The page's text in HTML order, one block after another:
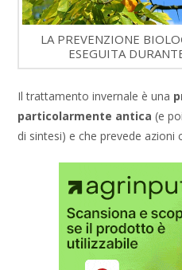
LA PREVENZIONE
ESEGUITA
Il trattamento invernale è una
particolarmente antica (e
di sintesi) e che prevede azioni